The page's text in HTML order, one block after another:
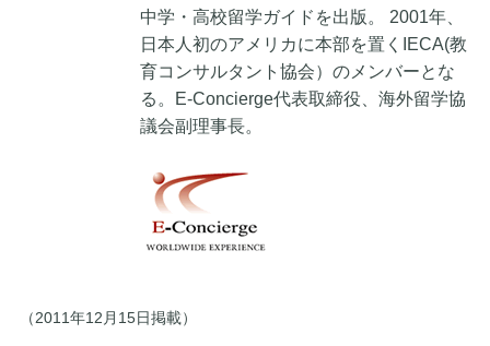
中学・高校留学ガイドを出版。 2001年、
日本人初のアメリカに本部を置くIECA(教
育コンサルタント協会）のメンバーとな
る。E-Concierge代表取締役、海外留学協
議会副理事長。
（2011年12月15日掲載）